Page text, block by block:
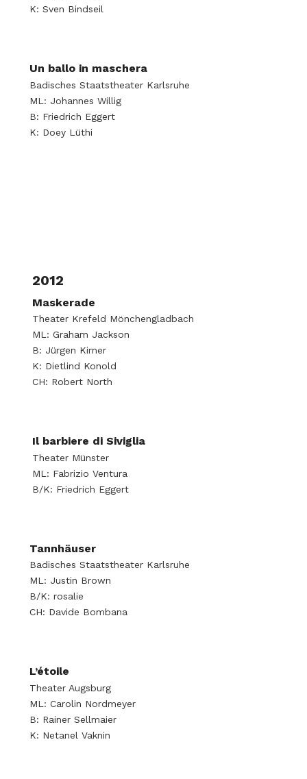
K: Sven Bindseil
Un ballo in maschera
Badisches Staatstheater Karlsruhe
ML: Johannes Willig
B: Friedrich Eggert
K: Doey Lüthi
2012
Maskerade
Theater Krefeld Mönchengladbach
ML: Graham Jackson
B: Jürgen Kirner
K: Dietlind Konold
CH: Robert North
Il barbiere di Siviglia
Theater Münster
ML: Fabrizio Ventura
B/K: Friedrich Eggert
Tannhäuser
Badisches Staatstheater Karlsruhe
ML: Justin Brown
B/K: rosalie
CH: Davide Bombana
L’étoile
Theater Augsburg
ML: Carolin Nordmeyer
B: Rainer Sellmaier
K: Netanel Vaknin